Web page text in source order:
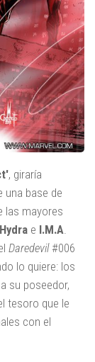
, giraría
una base de
las mayores
Hydra e I.M.A
Daredevil#006
lo quiere: los
su poseedor,
tesoro que le
con el